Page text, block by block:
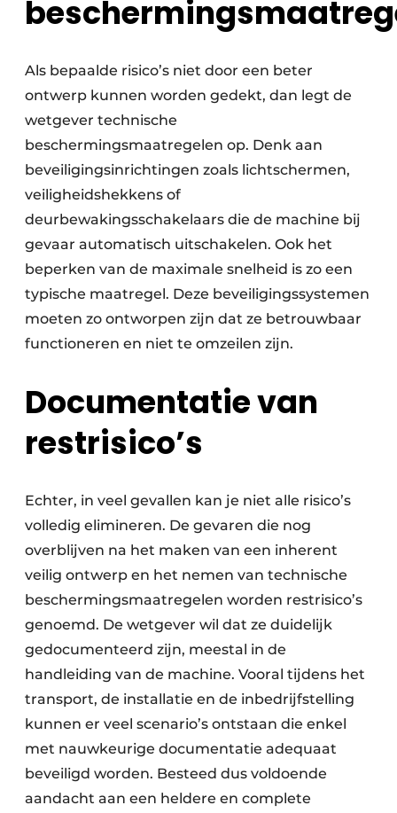
Als bepaalde risico’s niet door een beter
ontwerp kunnen worden gedekt, dan legt de
wetgever technische
beschermingsmaatregelen op. Denk aan
beveiligingsinrichtingen zoals lichtschermen,
veiligheidshekkens of
deurbewakingsschakelaars die de machine bij
gevaar automatisch uitschakelen. Ook het
beperken van de maximale snelheid is zo een
typische maatregel. Deze beveiligingssystemen
moeten zo ontworpen zijn dat ze betrouwbaar
functioneren en niet te omzeilen zijn.
Documentatie van
restrisico’s
Echter, in veel gevallen kan je niet alle risico’s
volledig elimineren. De gevaren die nog
overblijven na het maken van een inherent
veilig ontwerp en het nemen van technische
beschermingsmaatregelen worden restrisico’s
genoemd. De wetgever wil dat ze duidelijk
gedocumenteerd zijn, meestal in de
handleiding van de machine. Vooral tijdens het
transport, de installatie en de inbedrijfstelling
kunnen er veel scenario’s ontstaan die enkel
met nauwkeurige documentatie adequaat
beveiligd worden. Besteed dus voldoende
aandacht aan een heldere en complete